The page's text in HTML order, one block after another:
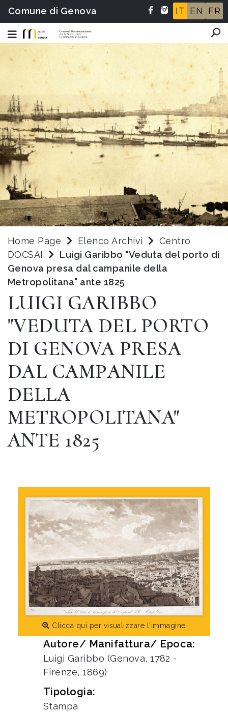
Comune di Genova IT EN FR
Home Page Elenco Archivi
Centro
DOCSAI
Luigi Garibbo "Veduta del porto di
Genova presa dal campanile della
Metropolitana" ante 1825
LUIGI GARIBBO
"VEDUTA DEL PORTO
DI GENOVA PRESA
DAL CAMPANILE
DELLA
METROPOLITANA"
ANTE 1825
Clicca qui per visualizzare l'immagine
Autore/ Manifattura/ Epoca:
Luigi Garibbo (Genova, 1782 -
Firenze, 1869)
Tipologia:
Stampa